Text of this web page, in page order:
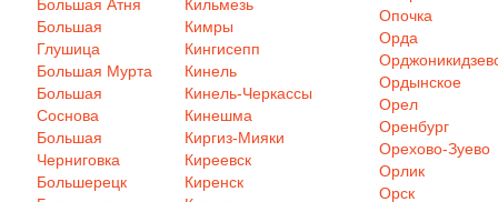
Большая Атня
Большая
Глушица
Большая Мурта
Большая
Соснова
Большая
Черниговка
Большерецк
Кильмезь
Кимры
Кингисепп
Кинель
Кинель-Черкассы
Кинешма
Киргиз-Мияки
Киреевск
Киренск
Опочка
Орда
Ордынское
Орел
Оренбург
Орехово-Зуево
Орлик
Орск